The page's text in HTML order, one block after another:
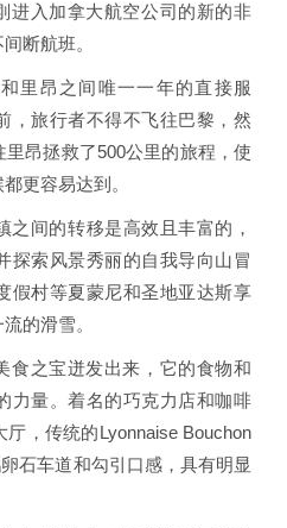
进入加拿大航空公司的新的非
断航班。
里昂之间唯一一年的直接服
，旅行者不得不飞往巴黎，然
昂拯救了500公里的旅程，使
更容易达到。
之间的转移是高效且丰富的，
探索风景秀丽的自我导向山冒
假村等夏蒙尼和圣地亚达斯享
的滑雪。
食之宝迸发出来，它的食物和
力量。着名的巧克力店和咖啡
，传统的Lyonnaise Bouchon
石车道和勾引口感，具有明显